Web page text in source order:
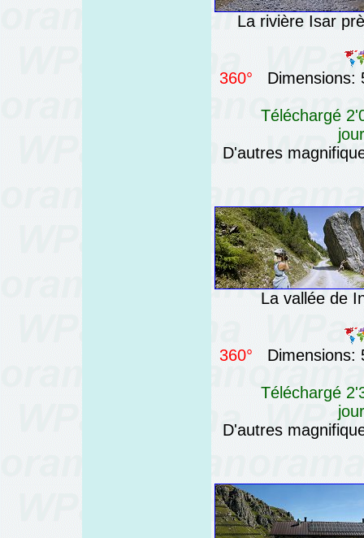
La rivière Isar
360° Dimensions:
Téléchargé
D'autres
La vallée de
360° Dimensions:
Téléchargé
D'autres